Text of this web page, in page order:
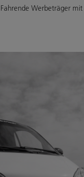
Fahrende Werbeträger